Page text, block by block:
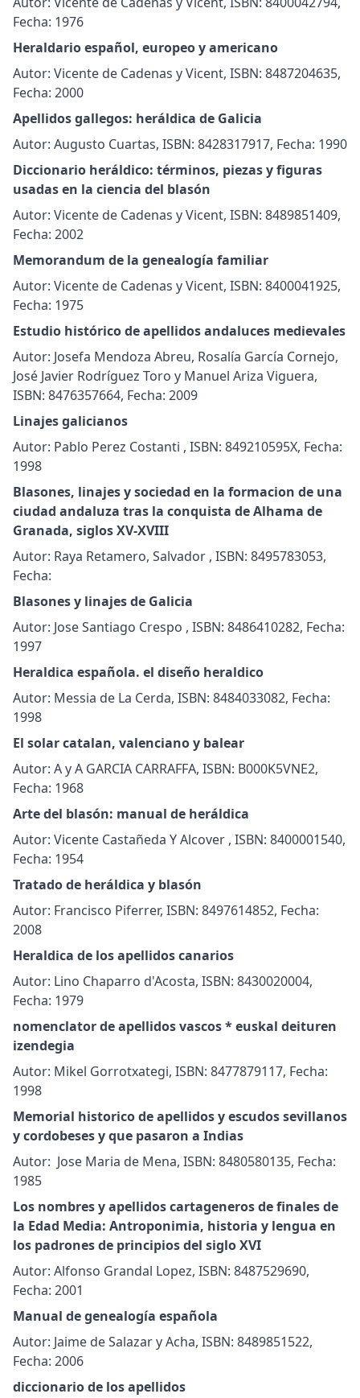
Fecha: 1976
Heraldario español, europeo y americano
Autor: Vicente de Cadenas y Vicent, ISBN: 8487204635,
Fecha: 2000
Apellidos gallegos: heráldica de Galicia
Autor: Augusto Cuartas, ISBN: 8428317917, Fecha: 1990
Diccionario heráldico: términos, piezas y figuras
usadas en la ciencia del blasón
Autor: Vicente de Cadenas y Vicent, ISBN: 8489851409,
Fecha: 2002
Memorandum de la genealogía familiar
Autor: Vicente de Cadenas y Vicent, ISBN: 8400041925,
Fecha: 1975
Estudio histórico de apellidos andaluces medievales
Autor: Josefa Mendoza Abreu, Rosalía García Cornejo,
José Javier Rodríguez Toro y Manuel Ariza Viguera,
ISBN: 8476357664, Fecha: 2009
Linajes galicianos
Autor: Pablo Perez Costanti , ISBN: 849210595X, Fecha:
1998
Blasones, linajes y sociedad en la formacion de una
ciudad andaluza tras la conquista de Alhama de
Granada, siglos XV-XVIII
Autor: Raya Retamero, Salvador , ISBN: 8495783053,
Fecha:
Blasones y linajes de Galicia
Autor: Jose Santiago Crespo , ISBN: 8486410282, Fecha:
1997
Heraldica española. el diseño heraldico
Autor: Messia de La Cerda, ISBN: 8484033082, Fecha:
1998
El solar catalan, valenciano y balear
Autor: A y A GARCIA CARRAFFA, ISBN: B000K5VNE2,
Fecha: 1968
Arte del blasón: manual de heráldica
Autor: Vicente Castañeda Y Alcover , ISBN: 8400001540,
Fecha: 1954
Tratado de heráldica y blasón
Autor: Francisco Piferrer, ISBN: 8497614852, Fecha:
2008
Heraldica de los apellidos canarios
Autor: Lino Chaparro d'Acosta, ISBN: 8430020004,
Fecha: 1979
nomenclator de apellidos vascos * euskal deituren
izendegia
Autor: Mikel Gorrotxategi, ISBN: 8477879117, Fecha:
1998
Memorial historico de apellidos y escudos sevillanos
y cordobeses y que pasaron a Indias
Autor: Jose Maria de Mena, ISBN: 8480580135, Fecha:
1985
Los nombres y apellidos cartageneros de finales de
la Edad Media: Antroponimia, historia y lengua en
los padrones de principios del siglo XVI
Autor: Alfonso Grandal Lopez, ISBN: 8487529690,
Fecha: 2001
Manual de genealogía española
Autor: Jaime de Salazar y Acha, ISBN: 8489851522,
Fecha: 2006
diccionario de los apellidos